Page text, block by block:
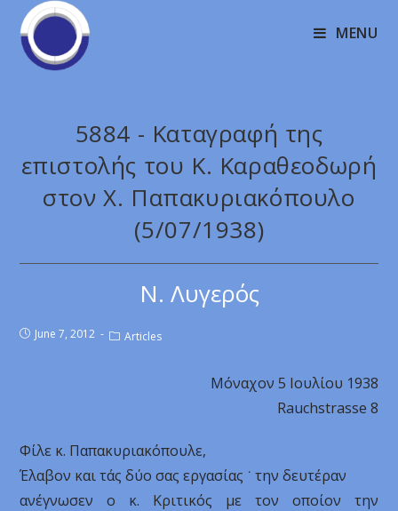
MENU
5884 - Καταγραφή της
επιστολής του Κ. Καραθεοδωρή
στον Χ. Παπακυριακόπουλο
(5/07/1938)
Ν. Λυγερός
June 7, 2012 Articles
Μόναχον 5 Ιουλίου 1938
Rauchstrasse 8
Φίλε κ. Παπακυριακόπουλε,
Έλαβον και τάς δύο σας εργασίας ˙ την δευτέραν
ανέγνωσεν ο κ. Κριτικός με τον οποίον την